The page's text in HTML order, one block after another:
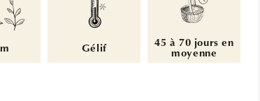
Gélif
45 à 70 jours en
moyenne